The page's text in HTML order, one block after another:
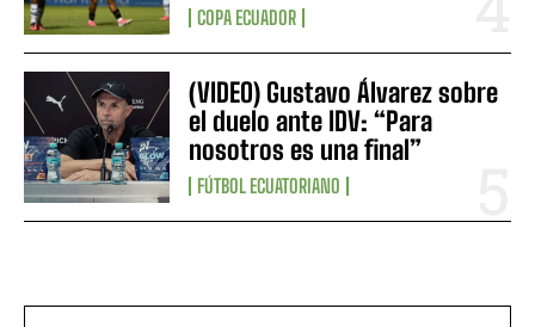
COPA ECUADOR
(VIDEO) Gustavo Álvarez sobre
el duelo ante IDV: “Para
nosotros es una final”
FÚTBOL ECUATORIANO